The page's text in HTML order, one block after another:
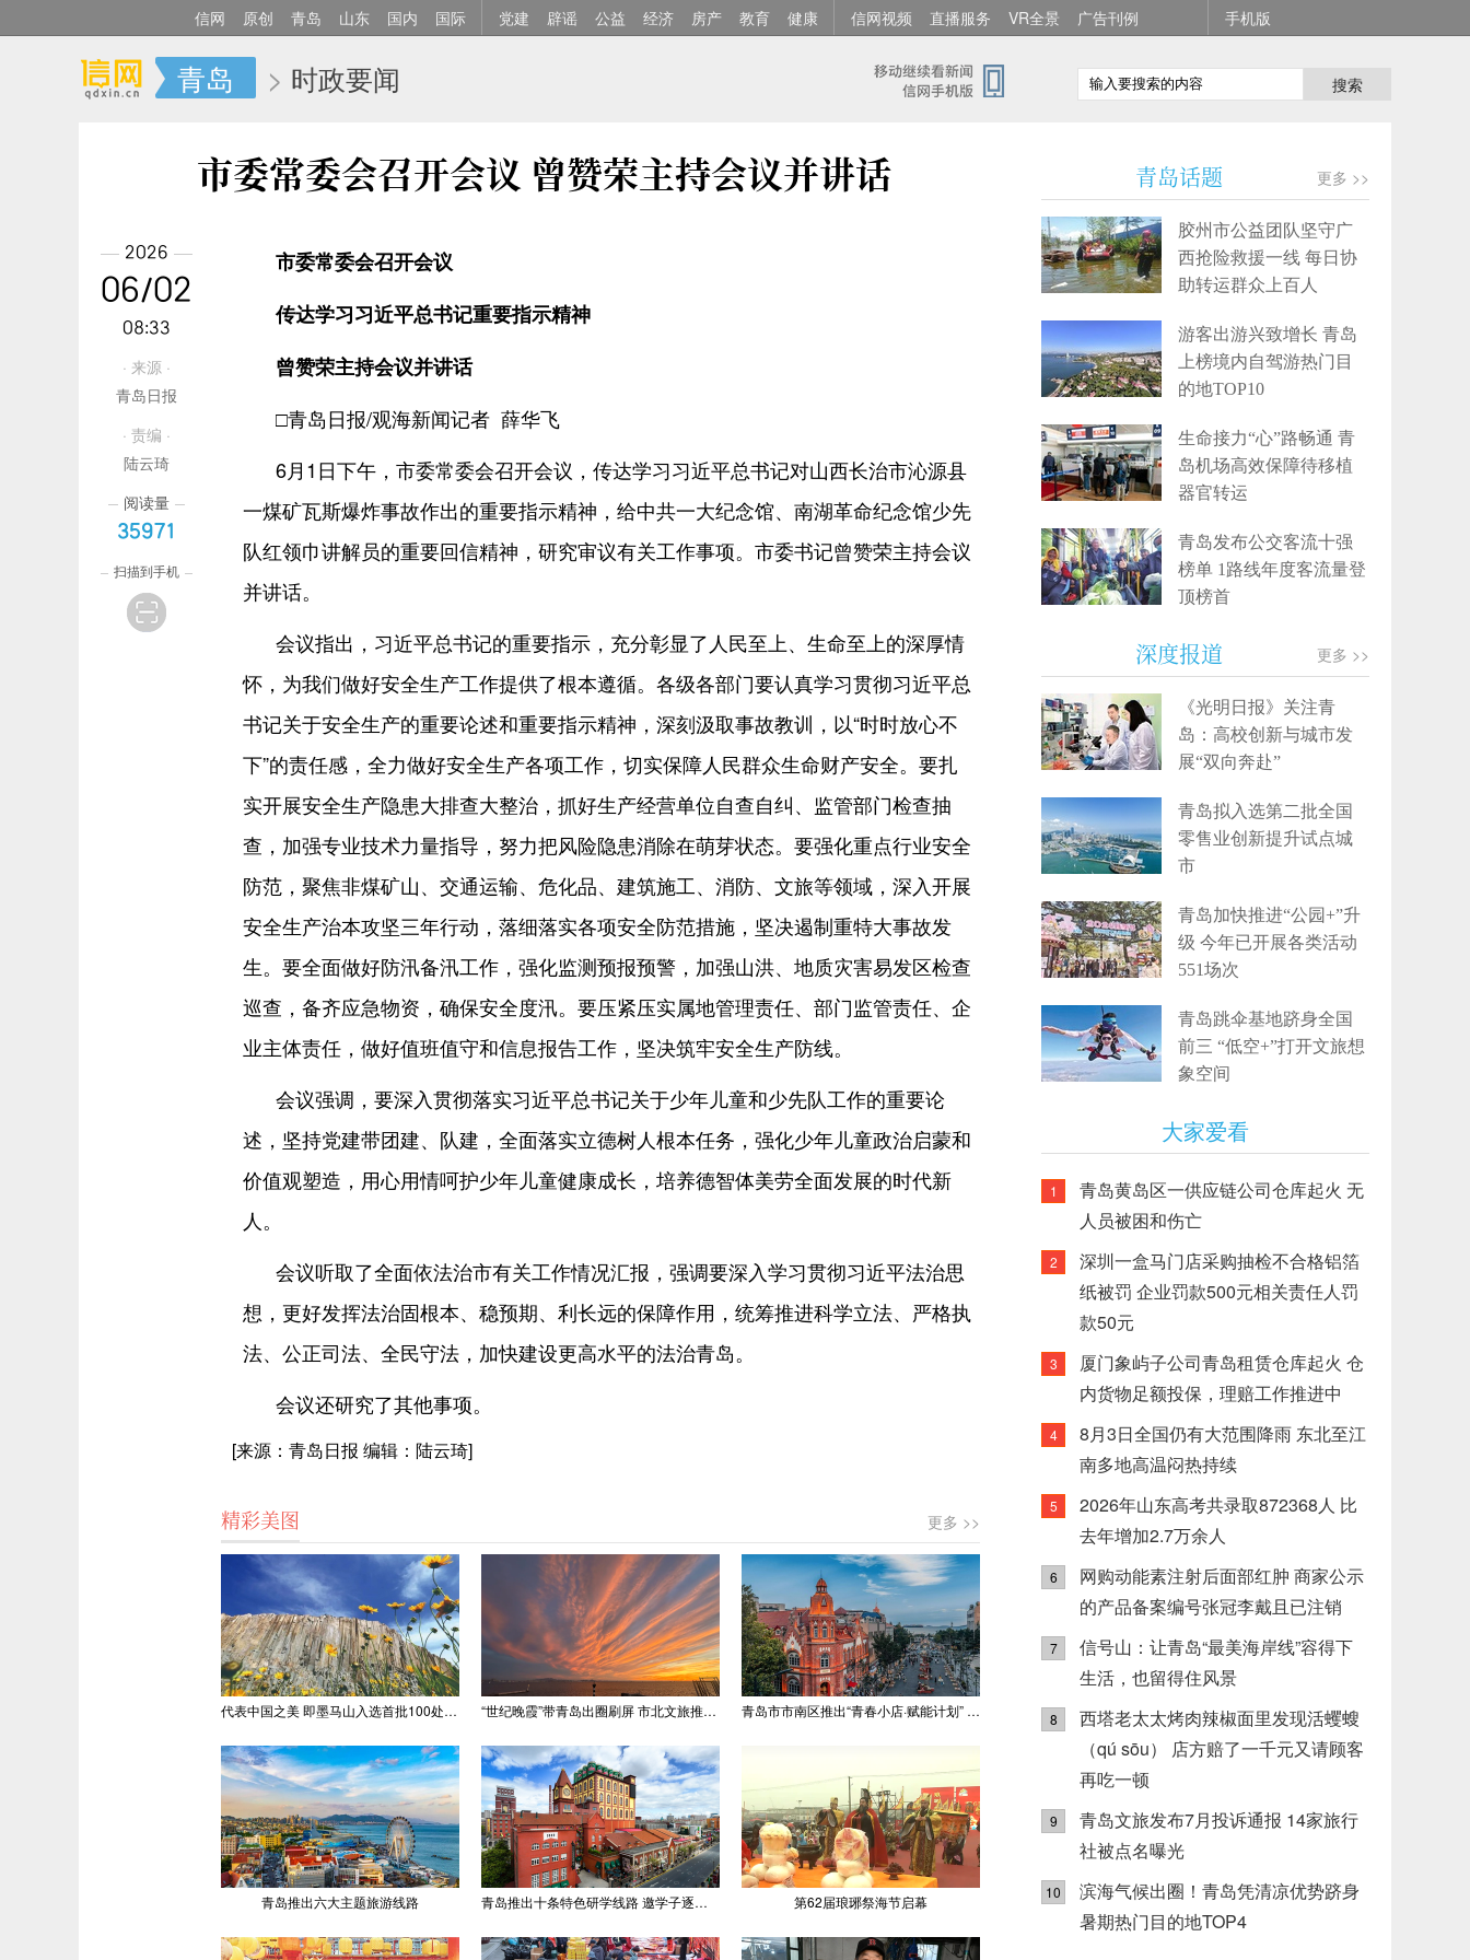
信网 原创 青岛 山东 国内 国际 党建 辟谣 公益 经济 房产 教育 健康 信网视频 直播服务 VR全景 广告刊例 手机版
青岛 > 时政要闻 搜索
市委常委会召开会议 曾赞荣主持会议并讲话
市委常委会召开会议
传达学习习近平总书记重要指示精神
曾赞荣主持会议并讲话
□青岛日报/观海新闻记者 薛华飞
6月1日下午，市委常委会召开会议，传达学习习近平总书记对山西长治市沁源县
一煤矿瓦斯爆炸事故作出的重要指示精神，给中共一大纪念馆、南湖革命纪念馆少先
队红领巾讲解员的重要回信精神，研究审议有关工作事项。市委书记曾赞荣主持会议
并讲话。
会议指出，习近平总书记的重要指示，充分彰显了人民至上、生命至上的深厚情
怀，为我们做好安全生产工作提供了根本遵循。各级各部门要认真学习贯彻习近平总
书记关于安全生产的重要论述和重要指示精神，深刻汲取事故教训，以“时时放心不
下”的责任感，全力做好安全生产各项工作，切实保障人民群众生命财产安全。要扎
实开展安全生产隐患大排查大整治，抓好生产经营单位自查自纠、监管部门检查抽
查，加强专业技术力量指导，努力把风险隐患消除在萌芽状态。要强化重点行业安全
防范，聚焦非煤矿山、交通运输、危化品、建筑施工、消防、文旅等领域，深入开展
安全生产治本攻坚三年行动，落细落实各项安全防范措施，坚决遏制重特大事故发
生。要全面做好防汛备汛工作，强化监测预报预警，加强山洪、地质灾害易发区检查
巡查，备齐应急物资，确保安全度汛。要压紧压实属地管理责任、部门监管责任、企
业主体责任，做好值班值守和信息报告工作，坚决筑牢安全生产防线。
会议强调，要深入贯彻落实习近平总书记关于少年儿童和少先队工作的重要论
述，坚持党建带团建、队建，全面落实立德树人根本任务，强化少年儿童政治启蒙和
价值观塑造，用心用情呵护少年儿童健康成长，培养德智体美劳全面发展的时代新
人。
会议听取了全面依法治市有关工作情况汇报，强调要深入学习贯彻习近平法治思
想，更好发挥法治固根本、稳预期、利长远的保障作用，统筹推进科学立法、严格执
法、公正司法、全民守法，加快建设更高水平的法治青岛。
会议还研究了其他事项。
[来源：青岛日报 编辑：陆云琦]
精彩美图 更多 >>
代表中国之美 即墨马山入选首批100处“美丽中国打卡点” “世纪晚霞”带青岛出圈刷屏 市北文旅推出精品线路 青岛市市南区推出“青春小店·赋能计划” 聚满青岛温情
青岛推出六大主题旅游线路 青岛推出十条特色研学线路 邀学子逐梦深蓝探知山海 第62届琅琊祭海节启幕
2026
06/02
08:33
· 来源 ·
青岛日报
· 责编 ·
陆云琦
阅读量
35971
扫描到手机
青岛话题 更多 >>
胶州市公益团队坚守广
西抢险救援一线 每日协
助转运群众上百人
游客出游兴致增长 青岛
上榜境内自驾游热门目
的地TOP10
生命接力“心”路畅通 青
岛机场高效保障待移植
器官转运
青岛发布公交客流十强
榜单 1路线年度客流量登
顶榜首
深度报道 更多 >>
《光明日报》关注青
岛：高校创新与城市发
展“双向奔赴”
青岛拟入选第二批全国
零售业创新提升试点城
市
青岛加快推进“公园+”升
级 今年已开展各类活动
551场次
青岛跳伞基地跻身全国
前三 “低空+”打开文旅想
象空间
大家爱看
1
青岛黄岛区一供应链公司仓库起火 无
人员被困和伤亡
2
深圳一盒马门店采购抽检不合格铝箔
纸被罚 企业罚款500元相关责任人罚
款50元
3
厦门象屿子公司青岛租赁仓库起火 仓
内货物足额投保，理赔工作推进中
4
8月3日全国仍有大范围降雨 东北至江
南多地高温闷热持续
5
2026年山东高考共录取872368人 比
去年增加2.7万余人
6
网购动能素注射后面部红肿 商家公示
的产品备案编号张冠李戴且已注销
7
信号山：让青岛“最美海岸线”容得下
生活，也留得住风景
8
西塔老太太烤肉辣椒面里发现活蠼螋
（qú sōu） 店方赔了一千元又请顾客
再吃一顿
9
青岛文旅发布7月投诉通报 14家旅行
社被点名曝光
10
滨海气候出圈！青岛凭清凉优势跻身
暑期热门目的地TOP4